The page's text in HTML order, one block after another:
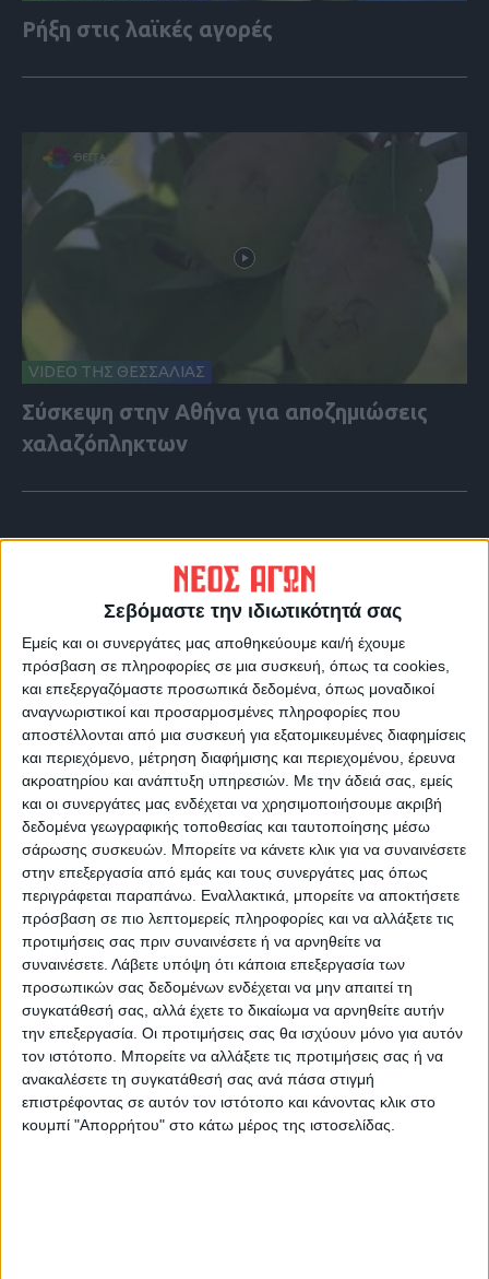
Σεβόμαστε την ιδιωτικότητά σας
Εμείς και οι συνεργάτες μας αποθηκεύουμε και/ή έχουμε
πρόσβαση σε πληροφορίες σε μια συσκευή, όπως τα cookies,
και επεξεργαζόμαστε προσωπικά δεδομένα, όπως μοναδικοί
αναγνωριστικοί και προσαρμοσμένες πληροφορίες που
αποστέλλονται από μια συσκευή για εξατομικευμένες διαφημίσεις
και περιεχόμενο, μέτρηση διαφήμισης και περιεχομένου, έρευνα
ακροατηρίου και ανάπτυξη υπηρεσιών. Με την άδειά σας, εμείς
και οι συνεργάτες μας ενδέχεται να χρησιμοποιήσουμε ακριβή
δεδομένα γεωγραφικής τοποθεσίας και ταυτοποίησης μέσω
σάρωσης συσκευών. Μπορείτε να κάνετε κλικ για να συναινέσετε
στην επεξεργασία από εμάς και τους συνεργάτες μας όπως
περιγράφεται παραπάνω. Εναλλακτικά, μπορείτε να αποκτήσετε
πρόσβαση σε πιο λεπτομερείς πληροφορίες και να αλλάξετε τις
προτιμήσεις σας πριν συναινέσετε ή να αρνηθείτε να
συναινέσετε. Λάβετε υπόψη ότι κάποια επεξεργασία των
προσωπικών σας δεδομένων ενδέχεται να μην απαιτεί τη
συγκατάθεσή σας, αλλά έχετε το δικαίωμα να αρνηθείτε αυτήν
την επεξεργασία. Οι προτιμήσεις σας θα ισχύουν μόνο για αυτόν
τον ιστότοπο. Μπορείτε να αλλάξετε τις προτιμήσεις σας ή να
ανακαλέσετε τη συγκατάθεσή σας ανά πάσα στιγμή
επιστρέφοντας σε αυτόν τον ιστότοπο και κάνοντας κλικ στο
κουμπί "Απορρήτου" στο κάτω μέρος της ιστοσελίδας.
Ρήξη στις λαϊκές αγορές
VIDEO ΤΗΣ ΘΕΣΣΑΛΙΑΣ
Σύσκεψη στην Αθήνα για αποζημιώσεις
χαλαζόπληκτων
VIDEO ΤΗΣ ΘΕΣΣΑΛΙΑΣ
Περιπέτεια για τον πρόεδρο του Ε.Κ.Λ
Γιάννη Σκόκα